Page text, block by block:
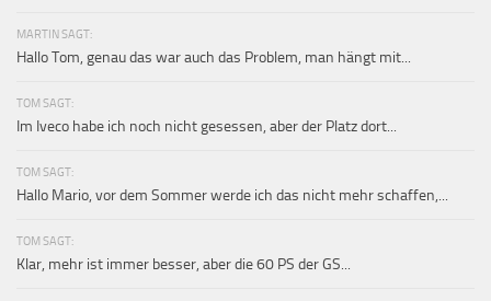
MARTIN SAGT:
Hallo Tom, genau das war auch das Problem, man hängt mit...
TOM SAGT:
Im Iveco habe ich noch nicht gesessen, aber der Platz dort...
TOM SAGT:
Hallo Mario, vor dem Sommer werde ich das nicht mehr schaffen,...
TOM SAGT:
Klar, mehr ist immer besser, aber die 60 PS der GS...